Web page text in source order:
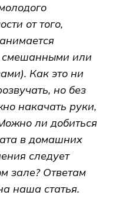
от того,
смешанными или
Как это ни
но без
накачать руки,
ли добиться
в домашних
следует
зале? Ответам
наша статья.